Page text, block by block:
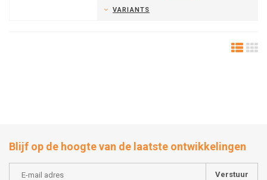
VARIANTS
Blijf op de hoogte van de laatste ontwikkelingen
Verstuur